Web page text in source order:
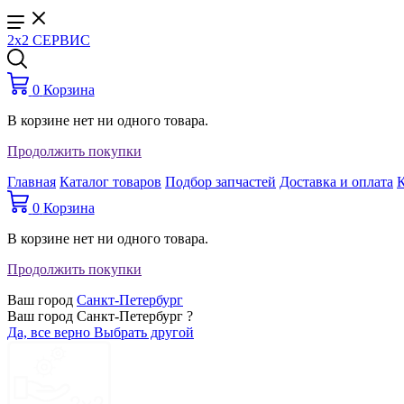
2x2 СЕРВИС
0 Корзина
В корзине нет ни одного товара.
Продолжить покупки
Главная Каталог товаров Подбор запчастей Доставка и оплата
0 Корзина
В корзине нет ни одного товара.
Продолжить покупки
Ваш город Санкт-Петербург
Ваш город Санкт-Петербург ?
Да, все верно Выбрать другой